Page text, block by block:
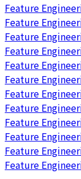
Feature
Feature
Feature
Feature
Feature
Feature
Feature
Feature
Feature
Feature
Feature
Feature